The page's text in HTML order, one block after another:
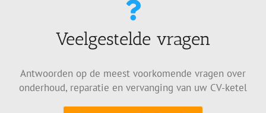
Veelgestelde vragen
Antwoorden op de meest voorkomende vragen over
onderhoud, reparatie en vervanging van uw CV-ketel